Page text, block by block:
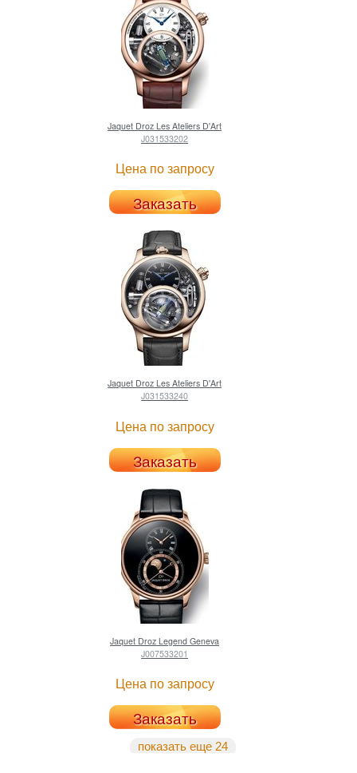
Jaquet Droz Les Ateliers D'Art
J031533202
Цена по запросу
Заказать
Jaquet Droz Les Ateliers D'Art
J031533240
Цена по запросу
Заказать
Jaquet Droz Legend Geneva
J007533201
Цена по запросу
Заказать
показать еще 24